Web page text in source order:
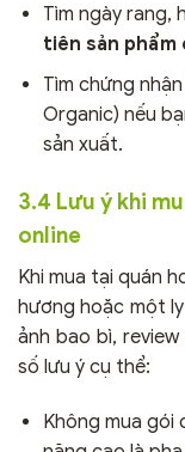
Tìm ngày rang,
tiên sản
Tìm chứng
Organic) nếu
sản xuất.
3.4 Lưu ý khi
online
Khi mua tại quán
hương hoặc một
ảnh bao bì,
số lưu ý cụ thể:
Không mua gói